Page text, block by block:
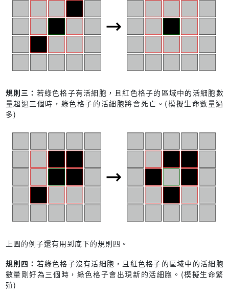
規則三： 若綠色格子有活細胞，且紅色格子的區域中的活細胞數
量超過三個時，綠色格子的活細胞將會死亡。(模擬生命數量過
多)
上圖的例子還有用到底下的規則四。
規則四： 若綠色格子沒有活細胞，且紅色格子的區域中的活細胞
數量剛好為三個時，綠色格子會出現新的活細胞。(模擬生命繁
殖)